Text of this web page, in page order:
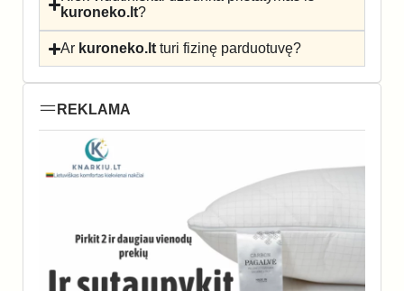
kuroneko.lt?
Ar kuroneko.lt turi fizinę parduotuvę?
REKLAMA